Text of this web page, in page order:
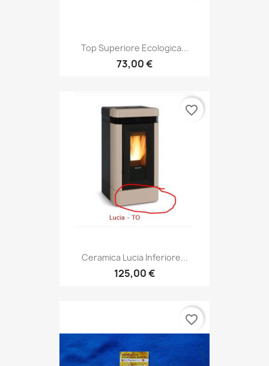
Top Superiore Ecologica...
73,00 €
Ceramica Lucia Inferiore...
125,00 €
favorite_border
favorite_border